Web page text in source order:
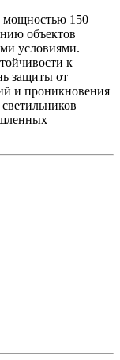
150
объектов
условиями.
к
защиты от
и проникновения